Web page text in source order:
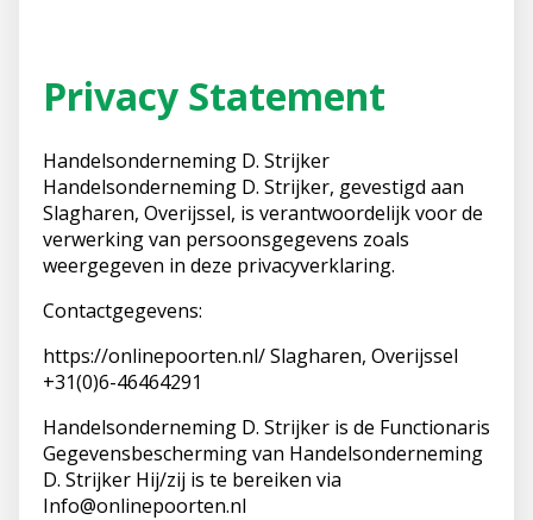
Privacy Statement
Handelsonderneming D. Strijker
Handelsonderneming D. Strijker, gevestigd aan
Slagharen, Overijssel, is verantwoordelijk voor de
verwerking van persoonsgegevens zoals
weergegeven in deze privacyverklaring.
Contactgegevens:
https://onlinepoorten.nl/ Slagharen, Overijssel
+31(0)6-46464291
Handelsonderneming D. Strijker is de Functionaris
Gegevensbescherming van Handelsonderneming
D. Strijker Hij/zij is te bereiken via
Info@onlinepoorten.nl